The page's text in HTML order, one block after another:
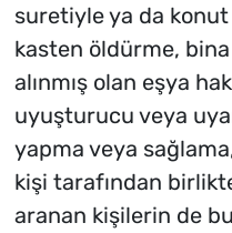
suretiyle ya da
kasten öldürme,
alınmış olan eşya
uyuşturucu veya
yapma veya
kişi tarafından
aranan kişilerin de